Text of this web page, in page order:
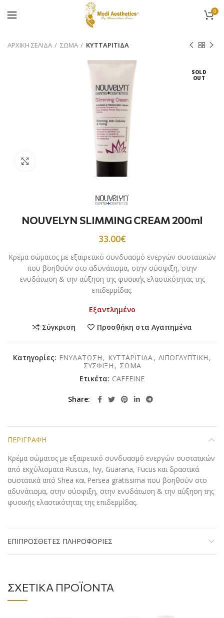
0
ΑΡΧΙΚΉ ΣΕΛΊΔΑ ΣΩΜΑ ΚΥΤΤΑΡΙΤΙΔΑ
SOLD
OUT
NOUVELYN SLIMMING CREAM 200ml
33.00€
Κρέμα σώματος με εξαιρετικό συνδυασμό ενεργών συστατικών
που βοηθούν στο αδυνάτισμα, στην σύσφιξη, στην
ενυδάτωση & την αύξηση της φυσικής ελαστικότητας της
επιδερμίδας.
Εξαντλημένο
Σύγκριση
Προσθήκη στα Αγαπημένα
Κατηγορίες: ΕΝΥΔΑΤΩΣΗ , ΚΥΤΤΑΡΙΤΙΔΑ, ΛΙΠΟΓΛΥΠΤΙΚΗ ,
ΣΥΣΦΙΞΗ , ΣΩΜΑ
Ετικέτα: CAFFEINE
Share
ΠΕΡΙΓΡΑΦΉ
Κρέμα σώματος με εξαιρετικό συνδυασμό ενεργών συστατικών
από εκχύλισματα Ruscus, Ivy, Guarana, Fucus και δραστικά
συστατικά από Shea και Persea gratissima που βοηθούν στο
αδυνάτισμα, στην σύσφιξη, στην ενυδάτωση & την αύξηση της
φυσικής ελαστικότητας της επιδερμίδας.
ΕΠΙΠΡΌΣΘΕΤΕΣ ΠΛΗΡΟΦΟΡΊΕΣ
ΣΧΕΤΙΚΆ ΠΡΟΪΌΝΤΑ